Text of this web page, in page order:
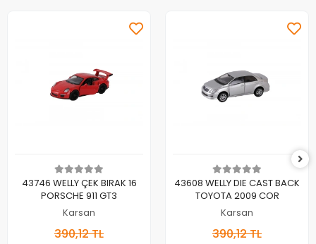
Sepete Ekle
43746 WELLY ÇEK BIRAK 16
PORSCHE 911 GT3
Karsan
390,12 TL
Sepete Ekle
43608 WELLY DIE CAST BACK
TOYOTA 2009 COR
Karsan
390,12 TL